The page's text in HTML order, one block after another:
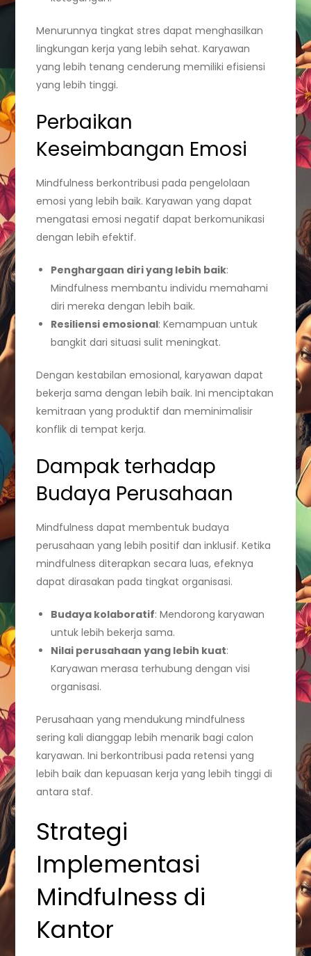
Menurunnya tingkat stres dapat menghasilkan
lingkungan kerja yang lebih sehat. Karyawan
yang lebih tenang cenderung memiliki efisiensi
yang lebih tinggi.
Perbaikan
Keseimbangan Emosi
Mindfulness berkontribusi pada pengelolaan
emosi yang lebih baik. Karyawan yang dapat
mengatasi emosi negatif dapat berkomunikasi
dengan lebih efektif.
Penghargaan diri yang lebih baik:
Mindfulness membantu individu memahami
diri mereka dengan lebih baik.
Resiliensi emosional: Kemampuan untuk
bangkit dari situasi sulit meningkat.
Dengan kestabilan emosional, karyawan dapat
bekerja sama dengan lebih baik. Ini menciptakan
kemitraan yang produktif dan meminimalisir
konflik di tempat kerja.
Dampak terhadap
Budaya Perusahaan
Mindfulness dapat membentuk budaya
perusahaan yang lebih positif dan inklusif. Ketika
mindfulness diterapkan secara luas, efeknya
dapat dirasakan pada tingkat organisasi.
Budaya kolaboratif: Mendorong karyawan
untuk lebih bekerja sama.
Nilai perusahaan yang lebih kuat:
Karyawan merasa terhubung dengan visi
organisasi.
Perusahaan yang mendukung mindfulness
sering kali dianggap lebih menarik bagi calon
karyawan. Ini berkontribusi pada retensi yang
lebih baik dan kepuasan kerja yang lebih tinggi di
antara staf.
Strategi
Implementasi
Mindfulness di
Kantor